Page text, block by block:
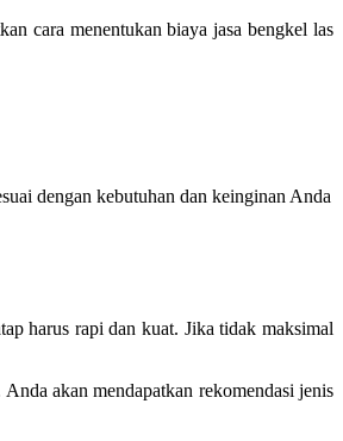
cara menentukan biaya jasa bengkel las
dengan kebutuhan dan keinginan Anda
harus rapi dan kuat. Jika tidak maksimal
akan mendapatkan rekomendasi jenis